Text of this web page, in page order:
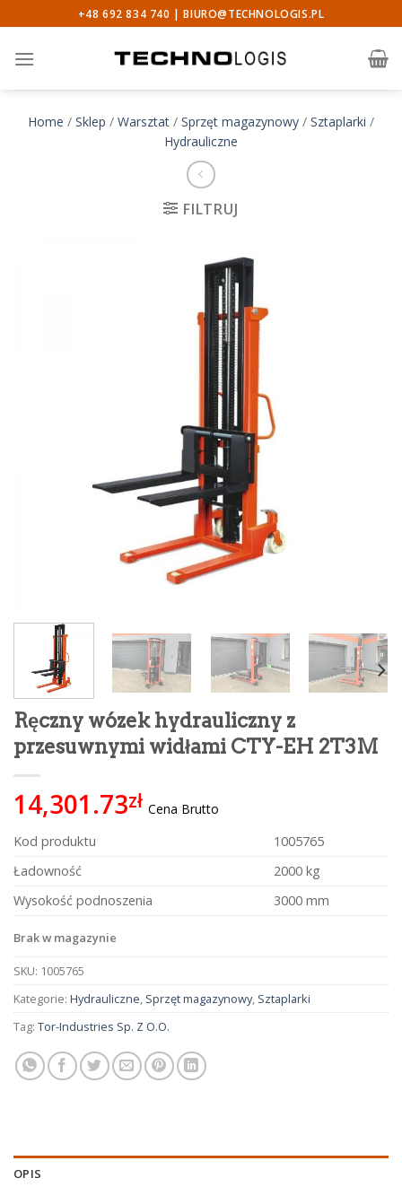
to
content
+48 692 834 740 |BIURO@TECHNOLOGIS.PL
Home / Sklep / Warsztat / Sprzęt magazynowy / Sztaplarki /
Hydrauliczne
FILTRUJ
Ręczny wózek hydrauliczny z
przesuwnymi widłami CTY-EH 2T3M
14,301.73zł Cena Brutto
Kod produktu
1005765
Ładowność
2000 kg
Wysokość podnoszenia
3000 mm
Brak w magazynie
SKU: 1005765
Kategorie: Hydrauliczne, Sprzęt magazynowy, Sztaplarki
Tag: Tor-Industries Sp. Z O.O.
OPIS